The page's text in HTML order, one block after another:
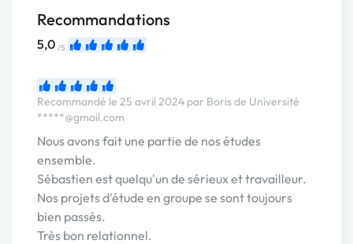
Recommandations
5,0 /5
Recommandé le 25 avril 2024 par Boris de Université
*****@gmail.com
Nous avons fait une partie de nos études
ensemble.
Sébastien est quelqu'un de sérieux et travailleur.
Nos projets d'étude en groupe se sont toujours
bien passés.
Très bon relationnel.